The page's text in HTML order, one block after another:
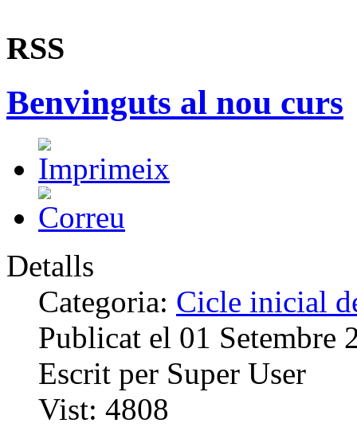
RSS
Benvinguts al nou curs
Detalls
Categoria: Cicle inicial
Publicat el 01 Setembre
Escrit per Super User
Vist: 4808